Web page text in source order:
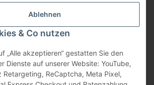
Ablehnen
& Co nutzen
„Alle akzeptieren“ gestatten Sie den
Dienste auf unserer Website: YouTube,
Retargeting, ReCaptcha, Meta Pixel,